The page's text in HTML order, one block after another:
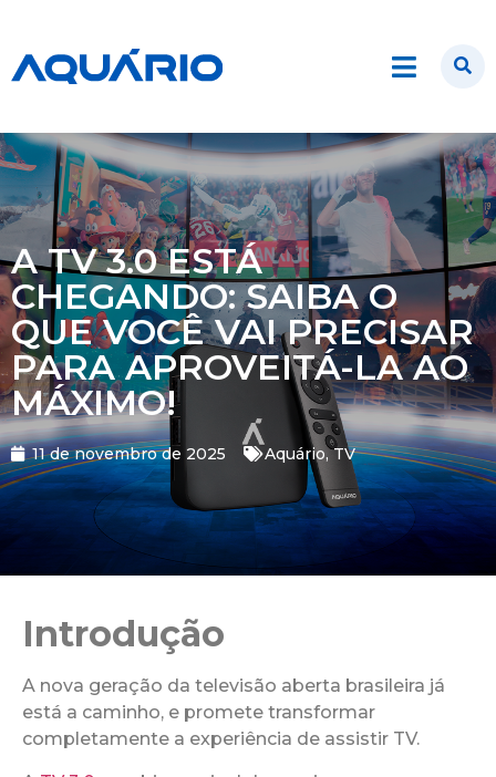
A TV 3.0 ESTÁ
CHEGANDO: SAIBA O
QUE VOCÊ VAI PRECISAR
PARA APROVEITÁ-LA AO
MÁXIMO!
11 de novembro de 2025 Aquário,TV
Introdução
A nova geração da televisão aberta brasileira já
está a caminho, e promete transformar
completamente a experiência de assistir TV.